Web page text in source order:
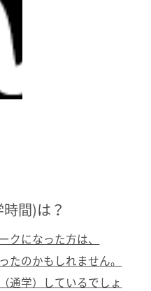
間)は？
クになった方は、
たのかもしれません。
通学）しているでしょ